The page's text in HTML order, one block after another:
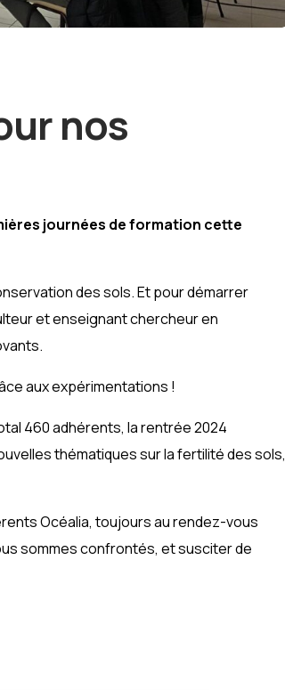
nos
journées de formation cette
des sols. Et pour démarrer
et enseignant chercheur en
aux expérimentations !
460 adhérents, la rentrée 2024
thématiques sur la fertilité des sols,
Océalia, toujours au rendez-vous
sommes confrontés, et susciter de